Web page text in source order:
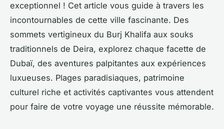
exceptionnel ! Cet article vous guide à travers les
incontournables de cette ville fascinante. Des
sommets vertigineux du Burj Khalifa aux souks
traditionnels de Deira, explorez chaque facette de
Dubaï, des aventures palpitantes aux expériences
luxueuses. Plages paradisiaques, patrimoine
culturel riche et activités captivantes vous attendent
pour faire de votre voyage une réussite mémorable.